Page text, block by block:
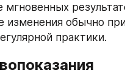
мгновенных
изменения обычно
практики.